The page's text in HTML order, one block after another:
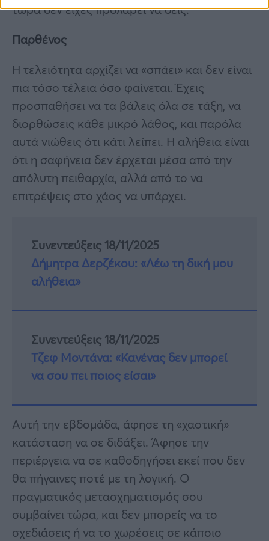
τώρα δεν είχες προλάβει να δεις.
Παρθένος
Η τελειότητα αρχίζει να «σπάει» και δεν είναι
πια τόσο τέλεια όσο φαίνεται. Έχεις
προσπαθήσει να τα βάλεις όλα σε τάξη, να
διορθώσεις κάθε μικρό λάθος, και παρόλα
αυτά νιώθεις ότι κάτι λείπει. Η αλήθεια είναι
ότι η σαφήνεια δεν έρχεται μέσα από την
απόλυτη πειθαρχία, αλλά από το να
επιτρέψεις στο χάος να υπάρχει.
Συνεντεύξεις 18/11/2025
Δήμητρα Δερζέκου: «Λέω τη δική μου
αλήθεια»
Συνεντεύξεις 18/11/2025
Τζεφ Μοντάνα: «Κανένας δεν μπορεί
να σου πει ποιος είσαι»
Αυτή την εβδομάδα, άφησε τη «χαοτική»
κατάσταση να σε διδάξει. Άφησε την
περιέργεια να σε καθοδηγήσει εκεί που δεν
θα πήγαινες ποτέ με τη λογική. Ο
πραγματικός μετασχηματισμός σου
συμβαίνει τώρα, και δεν μπορείς να το
σχεδιάσεις ή να το χωρέσεις σε κάποιο